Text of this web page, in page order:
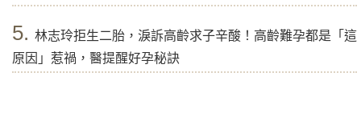
5. 林志玲拒生二胎，淚訴高齡求子辛酸！高齡難孕都是「這
原因」惹禍，醫提醒好孕秘訣